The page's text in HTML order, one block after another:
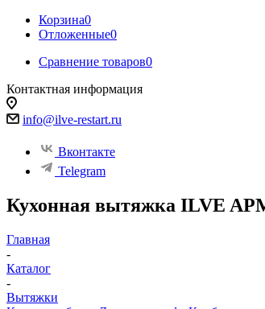
Корзина0
Отложенные0
Сравнение товаров0
Контактная информация
info@ilve-restart.ru
Вконтакте
Telegram
Кухонная вытяжка ILVE
Главная
-
Каталог
-
Вытяжки